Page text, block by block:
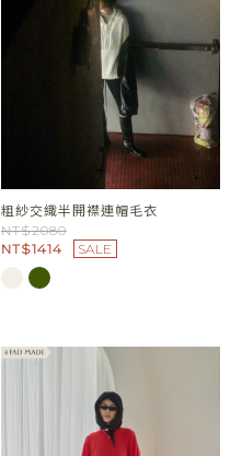
粗紗交織半開襟連帽毛衣
NT$2080
NT$1414
SALE